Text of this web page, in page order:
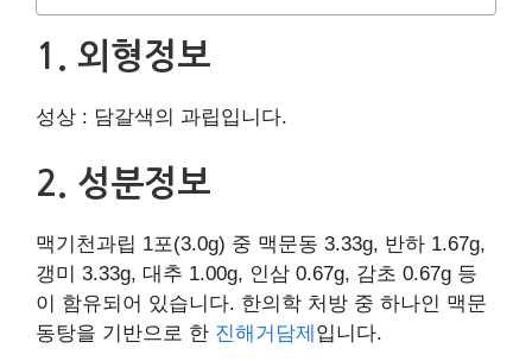
1. 외형정보
성상 : 담갈색의 과립입니다.
2. 성분정보
맥기천과립 1포(3.0g) 중 맥문동 3.33g, 반하 1.67g,
갱미 3.33g, 대추 1.00g, 인삼 0.67g, 감초 0.67g 등
이 함유되어 있습니다. 한의학 처방 중 하나인 맥문
동탕을 기반으로 한 진해거담제 입니다.